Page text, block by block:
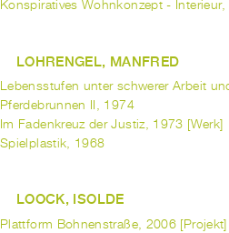
Konspiratives Wohnkonzept - Interieur,
LOHRENGEL, MANFRED
Lebensstufen unter schwerer Arbeit
Pferdebrunnen II, 1974
Im Fadenkreuz der Justiz, 1973 [Werk]
Spielplastik, 1968
LOOCK, ISOLDE
Plattform Bohnenstraße, 2006 [Projekt]